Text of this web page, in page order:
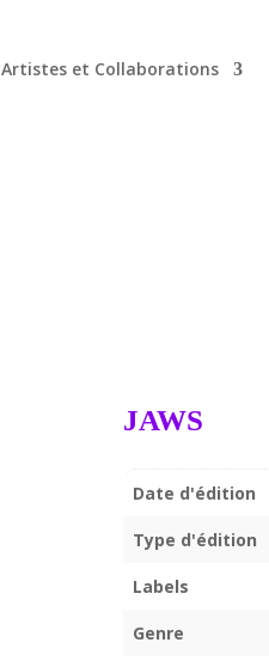
Artistes et Collaborations
JAWS
Date d'édition
Type d'édition
Labels
Genre